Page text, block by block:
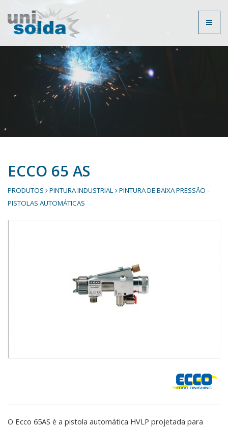
Toggle
ECCO 65 AS
PRODUTOS PINTURA INDUSTRIAL
PINTURA DE BAIXA PRESSÃO -
PISTOLAS AUTOMÁTICAS
O Ecco 65AS é a pistola automática HVLP projetada para